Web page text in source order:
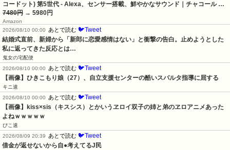
コードット) 第5世代 - Alexa、センサー搭載、鮮やかなサウンド｜チャコール …
7480円 → 5980円
Amazon
2026/08/10 00:00 あとで読む 🐦Tweet
結婚式直前、新婦から「新郎に恋愛感情はない」と衝撃の告白。止めようとした
私に返ってきた反応とは…
鬼女の宅配便
2026/08/10 00:00 あとで読む 🐦Tweet
【画像】ひきこもり娘（27）、自立支援センターの酷いスパルタ指導に屈する
キニ速
2026/08/10 00:00 あとで読む 🐦Tweet
【画像】kiss×sis（キスシス）とかいうヱロイ双子の姉と弟のヱロアニメあった
よねｗｗｗｗｗ
ぴこ速
2026/08/09 20:39 あとで読む 🐦Tweet
借金が返せないから自●考えてるJ民